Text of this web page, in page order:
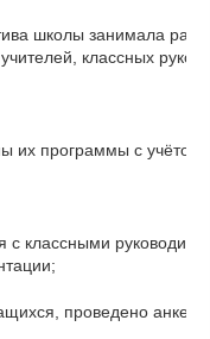
школы занимала
классных
их программы с
с классными
проведено